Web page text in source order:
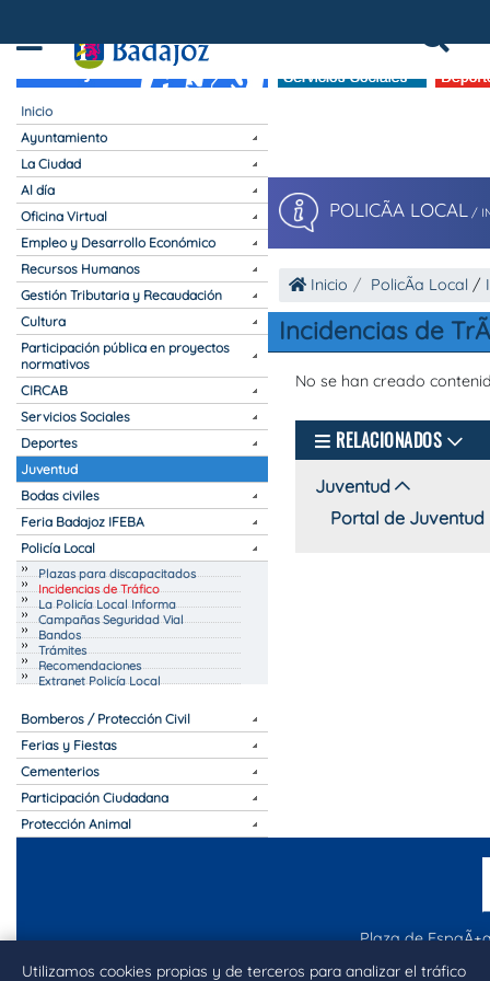
Inicio
Ayuntamiento
La Ciudad
Al día
Oficina Virtual
Empleo y Desarrollo Económico
Recursos Humanos
Gestión Tributaria y Recaudación
Cultura
Participación pública en proyectos
normativos
CIRCAB
Servicios Sociales
Deportes
Juventud
Bodas civiles
Feria Badajoz IFEBA
Policía Local
Plazas para discapacitados
Incidencias de Tráfico
La Policía Local Informa
Campañas Seguridad Vial
Bandos
Trámites
Recomendaciones
Extranet Policía Local
Bomberos / Protección Civil
Ferias y Fiestas
Cementerios
Participación Ciudadana
Protección Animal
Utilizamos cookies propias y de terceros para analizar el tráfico
POLICÃ­A LOCAL/
Inicio PolicÃ­a Local /
Incidencias de
No se han creado
RELACIONADOS
Juventud
Portal de Juventud
Plaza de